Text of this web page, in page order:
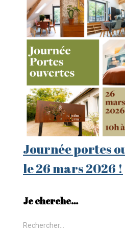
Journée portes
le 26 mars 2026 !
Je cherche…
Rechercher…